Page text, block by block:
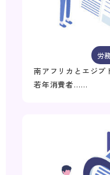
労
南アフリカとエジプ
若年消費者……